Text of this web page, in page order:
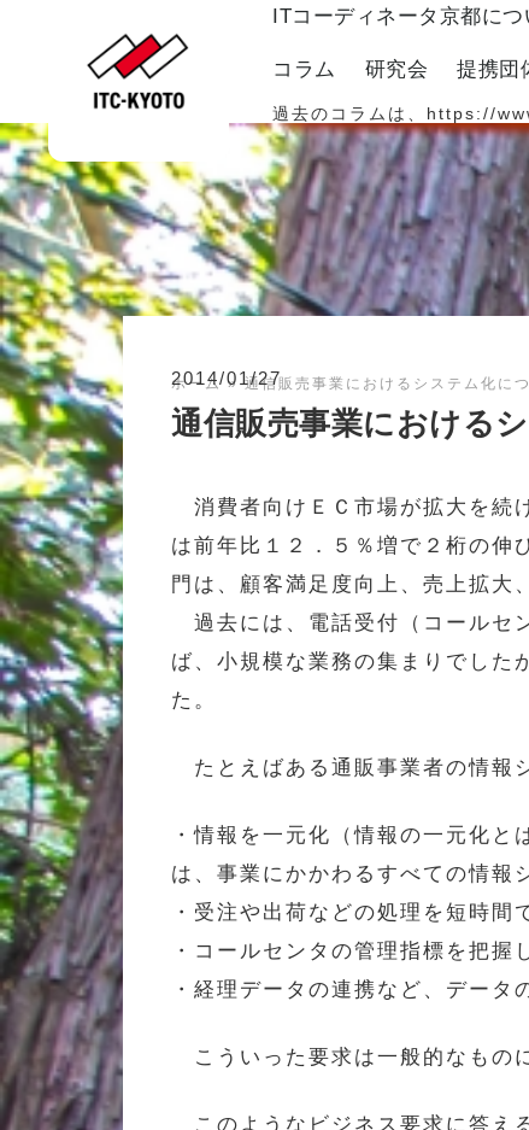
ITコーディネータ京都につ
コラム 研究会 提携団
過去のコラムは、 https://
ホーム»通信販売事業におけるシステム化に
2014/01/27
通信販売事業における
消費者向けＥＣ市場が拡大を続
は前年比１２．５％増で２桁の伸
門は、顧客満足度向上、売上拡大
過去には、電話受付（コールセ
ば、小規模な業務の集まりでした
た。
たとえばある通販事業者の情報
・情報を一元化（情報の一元化
は、事業にかかわるすべての情報
・受注や出荷などの処理を短時間
・コールセンタの管理指標を把
・経理データの連携など、データ
こういった要求は一般的なもの
このようなビジネス要求に答え